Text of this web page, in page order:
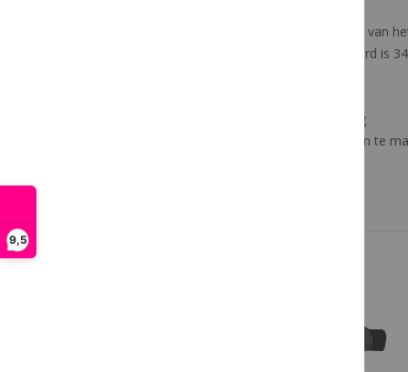
9,5
Bewaar het overzicht over de maaltijden van
om overzicht te houden in de stal. Dit bord is
- Lege ruimtes voor 3 maaltijden per dag
- Droog wissen bord is eenvoudig schoon te